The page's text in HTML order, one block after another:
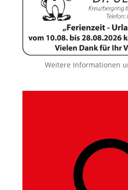
Weitere Informationen